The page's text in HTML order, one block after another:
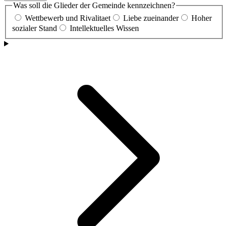
Was soll die Glieder der Gemeinde kennzeichnen?
Wettbewerb und Rivalitaet
Liebe zueinander
Hoher
sozialer Stand
Intellektuelles Wissen